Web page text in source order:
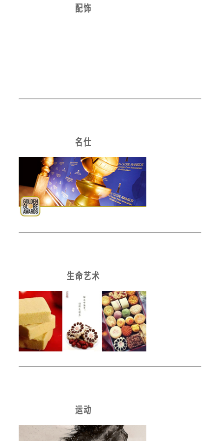
配 饰
名 仕
生 命 艺 术
运 动